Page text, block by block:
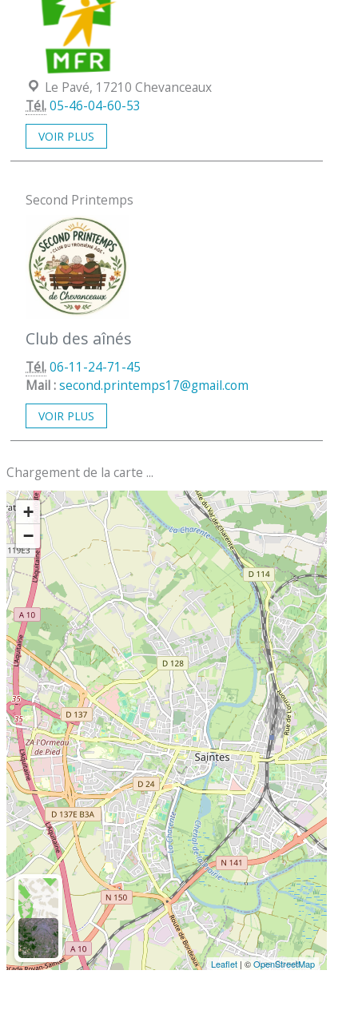
Localisation :
Le Pavé, 17210 Chevanceaux
Tél.05-46-04-60-53
VOIR PLUS
Second Printemps
Club des aînés
Tél.06-11-24-71-45
Mail :second.printemps17@gmail.com
VOIR PLUS
Chargement de la carte ...
+
−
Leaflet| ©OpenStreetMap